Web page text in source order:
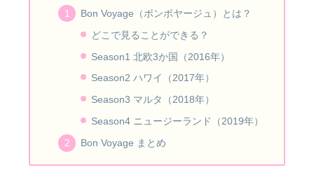
Bon Voyage（ボンボヤージュ）とは？
どこで見ることができる？
Season1 北欧3か国（2016年）
Season2 ハワイ（2017年）
Season3 マルタ（2018年）
Season4 ニュージーランド（2019年）
Bon Voyage まとめ